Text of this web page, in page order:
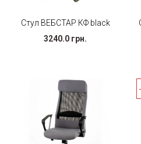
Стул ВЕБСТАР КФ black
3240.0 грн.